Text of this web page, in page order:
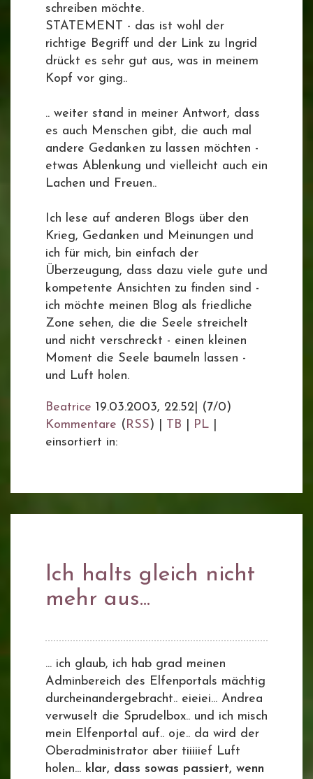
schreiben möchte.
STATEMENT - das ist wohl der
richtige Begriff und der Link zu Ingrid
drückt es sehr gut aus, was in meinem
Kopf vor ging..
.. weiter stand in meiner Antwort, dass
es auch Menschen gibt, die auch mal
andere Gedanken zu lassen möchten -
etwas Ablenkung und vielleicht auch ein
Lachen und Freuen..
Ich lese auf anderen Blogs über den
Krieg, Gedanken und Meinungen und
ich für mich, bin einfach der
Überzeugung, dass dazu viele gute und
kompetente Ansichten zu finden sind -
ich möchte meinen Blog als friedliche
Zone sehen, die die Seele streichelt
und nicht verschreckt - einen kleinen
Moment die Seele baumeln lassen -
und Luft holen.
Beatrice 19.03.2003, 22.52
(7/0)
Kommentare (RSS) | TB PL
einsortiert in:
Ich halts gleich nicht
mehr aus...
... ich glaub, ich hab grad meinen
Adminbereich des Elfenportals mächtig
durcheinandergebracht.. eieiei... Andrea
verwuselt die Sprudelbox.. und ich misch
mein Elfenportal auf.. oje.. da wird der
Oberadministrator aber tiiiiief Luft
holen... klar, dass sowas passiert, wenn